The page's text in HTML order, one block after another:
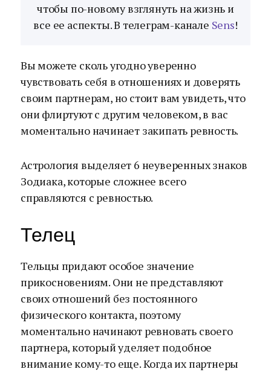
чтобы по-новому взглянуть на жизнь и
все ее аспекты. В телеграм-канале Sens!
Вы можете сколь угодно уверенно
чувствовать себя в отношениях и доверять
своим партнерам, но стоит вам увидеть, что
они флиртуют с другим человеком, в вас
моментально начинает закипать ревность.
Астрология выделяет 6 неуверенных знаков
Зодиака, которые сложнее всего
справляются с ревностью.
Телец
Тельцы придают особое значение
прикосновениям. Они не представляют
своих отношений без постоянного
физического контакта, поэтому
моментально начинают ревновать своего
партнера, который уделяет подобное
внимание кому-то еще. Когда их партнеры